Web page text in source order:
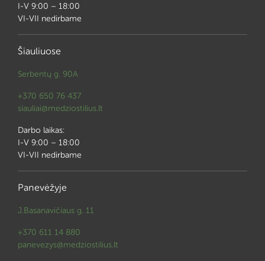
I-V 9:00 – 18:00
VI-VII nedirbame
Šiauliuose
Serbentų g. 90A
+370 650 76 437
siauliai@medziostilius.lt
Darbo laikas:
I-V 9:00 – 18:00
VI-VII nedirbame
Panevėžyje
J.Basanavičiaus g. 11
+370 611 14 880
panevezys@medziostilius.lt